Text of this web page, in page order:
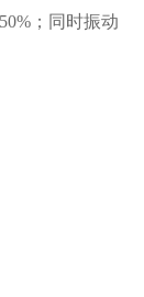
；同时振动